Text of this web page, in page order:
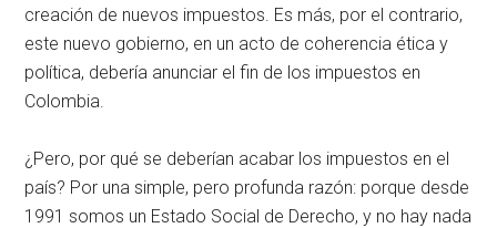
creación de nuevos impuestos. Es más, por el contrario,
este nuevo gobierno, en un acto de coherencia ética y
política, debería anunciar el fin de los impuestos en
Colombia.
¿Pero, por qué se deberían acabar los impuestos en el
país? Por una simple, pero profunda razón: porque desde
1991 somos un Estado Social de Derecho, y no hay nada